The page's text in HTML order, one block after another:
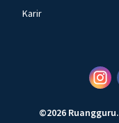
Karir
©2026 Ruangguru.